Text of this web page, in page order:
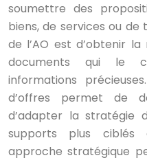
soumettre des
biens, de services ou de
de l’AO est d’obtenir
documents qui le
informations
d’offres permet de
d’adapter la stratégie
supports plus
approche stratégique